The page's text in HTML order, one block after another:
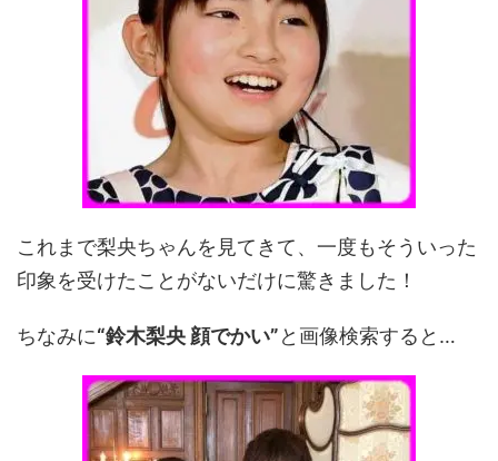
これまで梨央ちゃんを見てきて、一度もそういった
印象を受けたことがないだけに驚きました！
ちなみに“鈴木梨央 顔でかい”と画像検索すると…